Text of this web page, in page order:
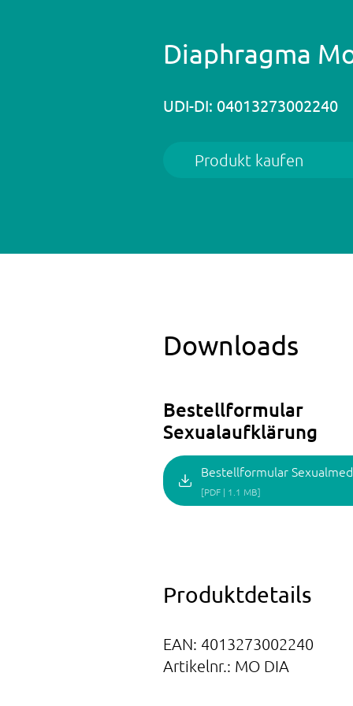
Diaphragma
UDI-DI: 04013273002240
Produkt kaufen
Downloads
Bestellformular
Sexualaufklärung
Bestellformular
[PDF | 1.1 MB]
Produktdetails
EAN: 4013273002240
Artikelnr.: MO DIA